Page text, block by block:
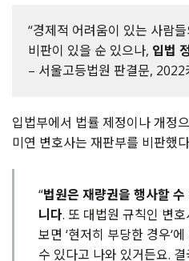
“경제적 어려움이 있는 사람
비판이 있을 순 있으나, 입법
– 서울고등법원 판결문,
입법부에서 법률 제정이나 개정
미연 변호사는 재판부를 비판했다
“법원은 재량권을 행사할
니다. 또 대법원 규칙인 변
보면 ‘현저히 부당한 경우‘
수 있다고 나와 있거든요.